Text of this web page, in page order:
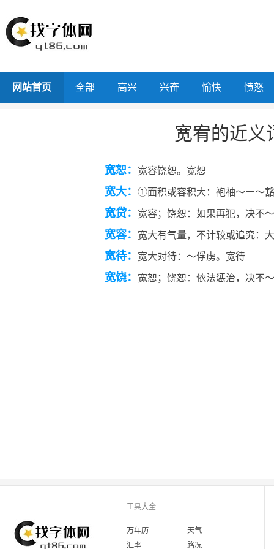
网站首页 全部 高兴 兴奋 愉快 愤怒
宽宥的近义
宽恕： 宽容饶恕。宽恕
宽大： ①面积或容积大：袍袖～ㄧ～
宽贷： 宽容；饶恕：如果再犯，决不
宽容： 宽大有气量，不计较或追究：
宽待： 宽大对待：～俘虏。宽待
宽饶： 宽恕；饶恕：依法惩治，决不
工具大全
万年历
天气
汇率
路况